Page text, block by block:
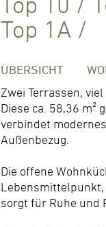
Top 1A /
ÜBERSICHT
Zwei Terrassen,
Diese ca. 58,36 m²
verbindet
Außenbezug.
Die offene
sorgt für Ruhe und